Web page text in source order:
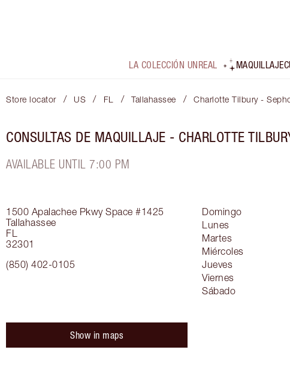
LA COLECCIÓN UNREAL MAQUILLAJE
Store locator / US / FL / Tallahassee / Charlotte Tilbury -
CONSULTAS DE MAQUILLAJE - CHARLOTTE
AVAILABLE UNTIL 7:00 PM
1500 Apalachee Pkwy Space #1425
Tallahassee
FL
32301
(850) 402-0105
Domingo
Lunes
Martes
Miércoles
Jueves
Viernes
Sábado
Show in maps